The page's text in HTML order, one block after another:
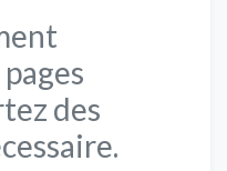
des